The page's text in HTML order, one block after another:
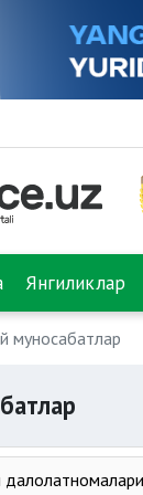
Янгиликлар
муносабатлар